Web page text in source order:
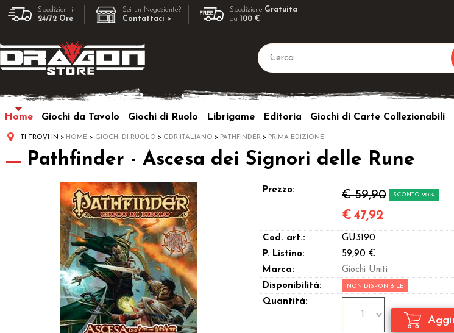
Spedizioni in
24/72 Ore
Sei un Negoziante?
Contattaci >
Spedizione Gratuita
da100 €
Home Giochi da Tavolo Giochi di Ruolo Librigame Editoria Giochi di Carte Collezionabili
TI TROVI IN HOME GIOCHI DI RUOLO GDR ITALIANO PATHFINDER PRIMA EDIZIONE
Pathfinder - Ascesa dei Signori delle Rune
Prezzo: € 59,90 SCONTO 20%
€47,92
Cod. art.:
GU3190
P. Listino:
59,90 €
Marca:
Giochi Uniti
Disponibilità:
NON DISPONIBILE
Quantità: